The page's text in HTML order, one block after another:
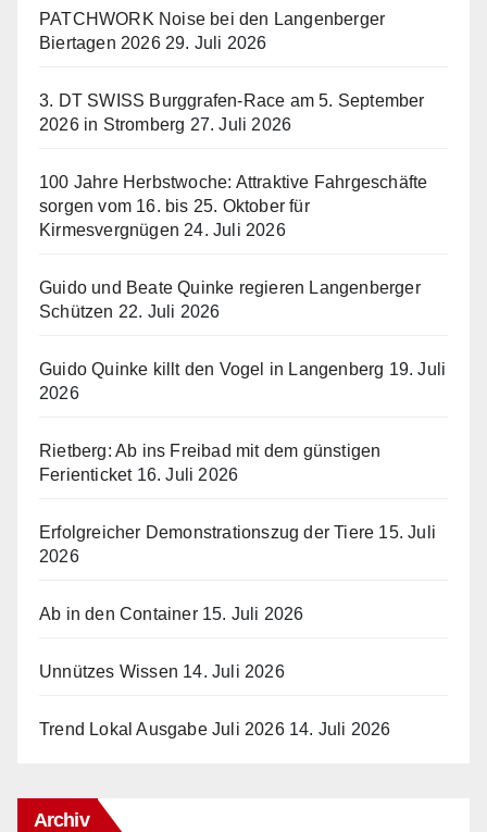
PATCHWORK Noise bei den Langenberger
Biertagen 2026 29. Juli 2026
3. DT SWISS Burggrafen-Race am 5. September
2026 in Stromberg 27. Juli 2026
100 Jahre Herbstwoche: Attraktive Fahrgeschäfte
sorgen vom 16. bis 25. Oktober für
Kirmesvergnügen 24. Juli 2026
Guido und Beate Quinke regieren Langenberger
Schützen 22. Juli 2026
Guido Quinke killt den Vogel in Langenberg 19. Juli
2026
Rietberg: Ab ins Freibad mit dem günstigen
Ferienticket 16. Juli 2026
Erfolgreicher Demonstrationszug der Tiere 15. Juli
2026
Ab in den Container 15. Juli 2026
Unnützes Wissen 14. Juli 2026
Trend Lokal Ausgabe Juli 2026 14. Juli 2026
Archiv